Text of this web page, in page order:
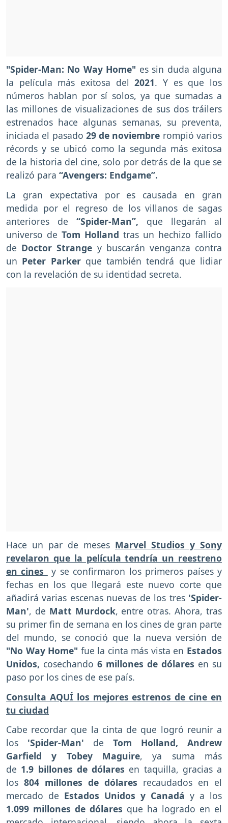
"Spider-Man: No Way Home" es sin duda alguna
la película más exitosa del2021. Y es que los
números hablan por sí solos, ya que sumadas a
las millones de visualizaciones de sus dos tráilers
estrenados hace algunas semanas, su preventa,
iniciada el pasado 29 de noviembre rompió varios
récords y se ubicó como la segunda más exitosa
de la historia del cine, solo por detrás de la que se
realizó para “Avengers: Endgame”.
La gran expectativa por es causada en gran
medida por el regreso de los villanos de sagas
anteriores de “Spider-Man”, que llegarán al
universo de Tom Holland tras un hechizo fallido
de Doctor Strange y buscarán venganza contra
un Peter Parkerque también tendrá que lidiar
con la revelación de su identidad secreta.
Hace un par de meses Marvel Studios y Sony
revelaron que la película tendría un reestreno
en cines
y se confirmaron los primeros países y
fechas en los que llegará este nuevo corte que
añadirá varias escenas nuevas de los tres'Spider-
Man', de Matt Murdock, entre otras. Ahora, tras
su primer fin de semana en los cines de gran parte
del mundo, se conoció que la nueva versión de
"No Way Home" fue la cinta más vista en Estados
Unidos, cosechando 6 millones de dólares en su
paso por los cines de ese país.
Consulta AQUÍ los mejores estrenos de cine en
tu ciudad
Cabe recordar que la cinta de que logró reunir a
los 'Spider-Man' de Tom Holland, Andrew
Garfield y Tobey Maguire, ya suma más
de 1.9 billones de dólares en taquilla, gracias a
los 804 millones de dólares recaudados en el
mercado de Estados Unidos y Canadá y a los
1.099 millones de dólares que ha logrado en el